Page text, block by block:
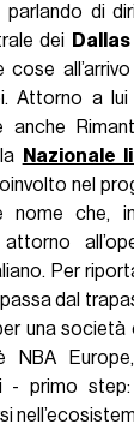
di
dei
all’arrivo
Attorno a
Nazionale
nel
che,
attorno
Per
dal
una società
NBA
- primo